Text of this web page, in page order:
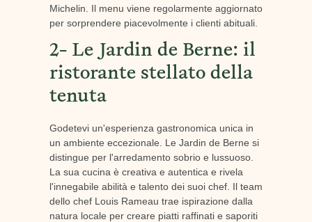
Michelin. Il menu viene regolarmente aggiornato
per sorprendere piacevolmente i clienti abituali.
2- Le Jardin de Berne: il
ristorante stellato della
tenuta
Godetevi un'esperienza gastronomica unica in
un ambiente eccezionale. Le Jardin de Berne si
distingue per l'arredamento sobrio e lussuoso.
La sua cucina è creativa e autentica e rivela
l'innegabile abilità e talento dei suoi chef. Il team
dello chef Louis Rameau trae ispirazione dalla
natura locale per creare piatti raffinati e saporiti